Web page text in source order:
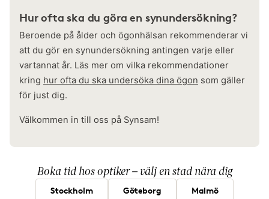
Hur ofta ska du göra en synundersökning?
Beroende på ålder och ögonhälsan rekommenderar vi
att du gör en synundersökning antingen varje eller
vartannat år. Läs mer om vilka rekommendationer
kring hur ofta du ska undersöka dina ögon som gäller
för just dig.
Välkommen in till oss på Synsam!
Boka tid hos optiker – välj en stad nära dig
Stockholm Göteborg Malmö